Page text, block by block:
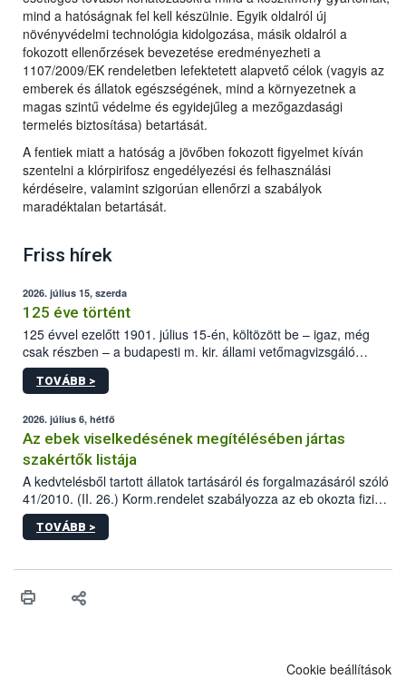
mind a hatóságnak fel kell készülnie. Egyik oldalról új
növényvédelmi technológia kidolgozása, másik oldalról a
fokozott ellenőrzések bevezetése eredményezheti a
1107/2009/EK rendeletben lefektetett alapvető célok (vagyis az
emberek és állatok egészségének, mind a környezetnek a
magas szintű védelme és egyidejűleg a mezőgazdasági
termelés biztosítása) betartását.
A fentiek miatt a hatóság a jövőben fokozott figyelmet kíván
szentelni a klórpirifosz engedélyezési és felhasználási
kérdéseire, valamint szigorúan ellenőrzi a szabályok
maradéktalan betartását.
Friss hírek
2026. július 15, szerda
125 éve történt
125 évvel ezelőtt 1901. július 15-én, költözött be – igaz, még
csak részben – a budapesti m. kir. állami vetőmagvizsgáló
állomás a Kis Rókus utca 15. szám alatti, Czigler Győző által
tervezett új épületébe.
TOVÁBB >
2026. július 6, hétfő
Az ebek viselkedésének megítélésében jártas
szakértők listája
A kedvtelésből tartott állatok tartásáról és forgalmazásáról szóló
41/2010. (II. 26.) Korm.rendelet szabályozza az eb okozta fizikai
sérülés, illetve ennek veszélye keletkezésekor felmerülő
hatósági feladatokat, valamint a veszélyes eb tartását és annak
vonni az ebek viselkedésének megítélésében jártas szakértőt.
TOVÁBB >
Cookie beállítások